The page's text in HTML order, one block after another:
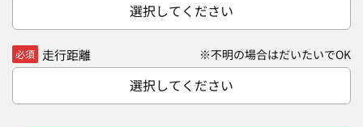
選択してください
必須 走行距離 ※不明の場合はだいたいでOK
選択してください